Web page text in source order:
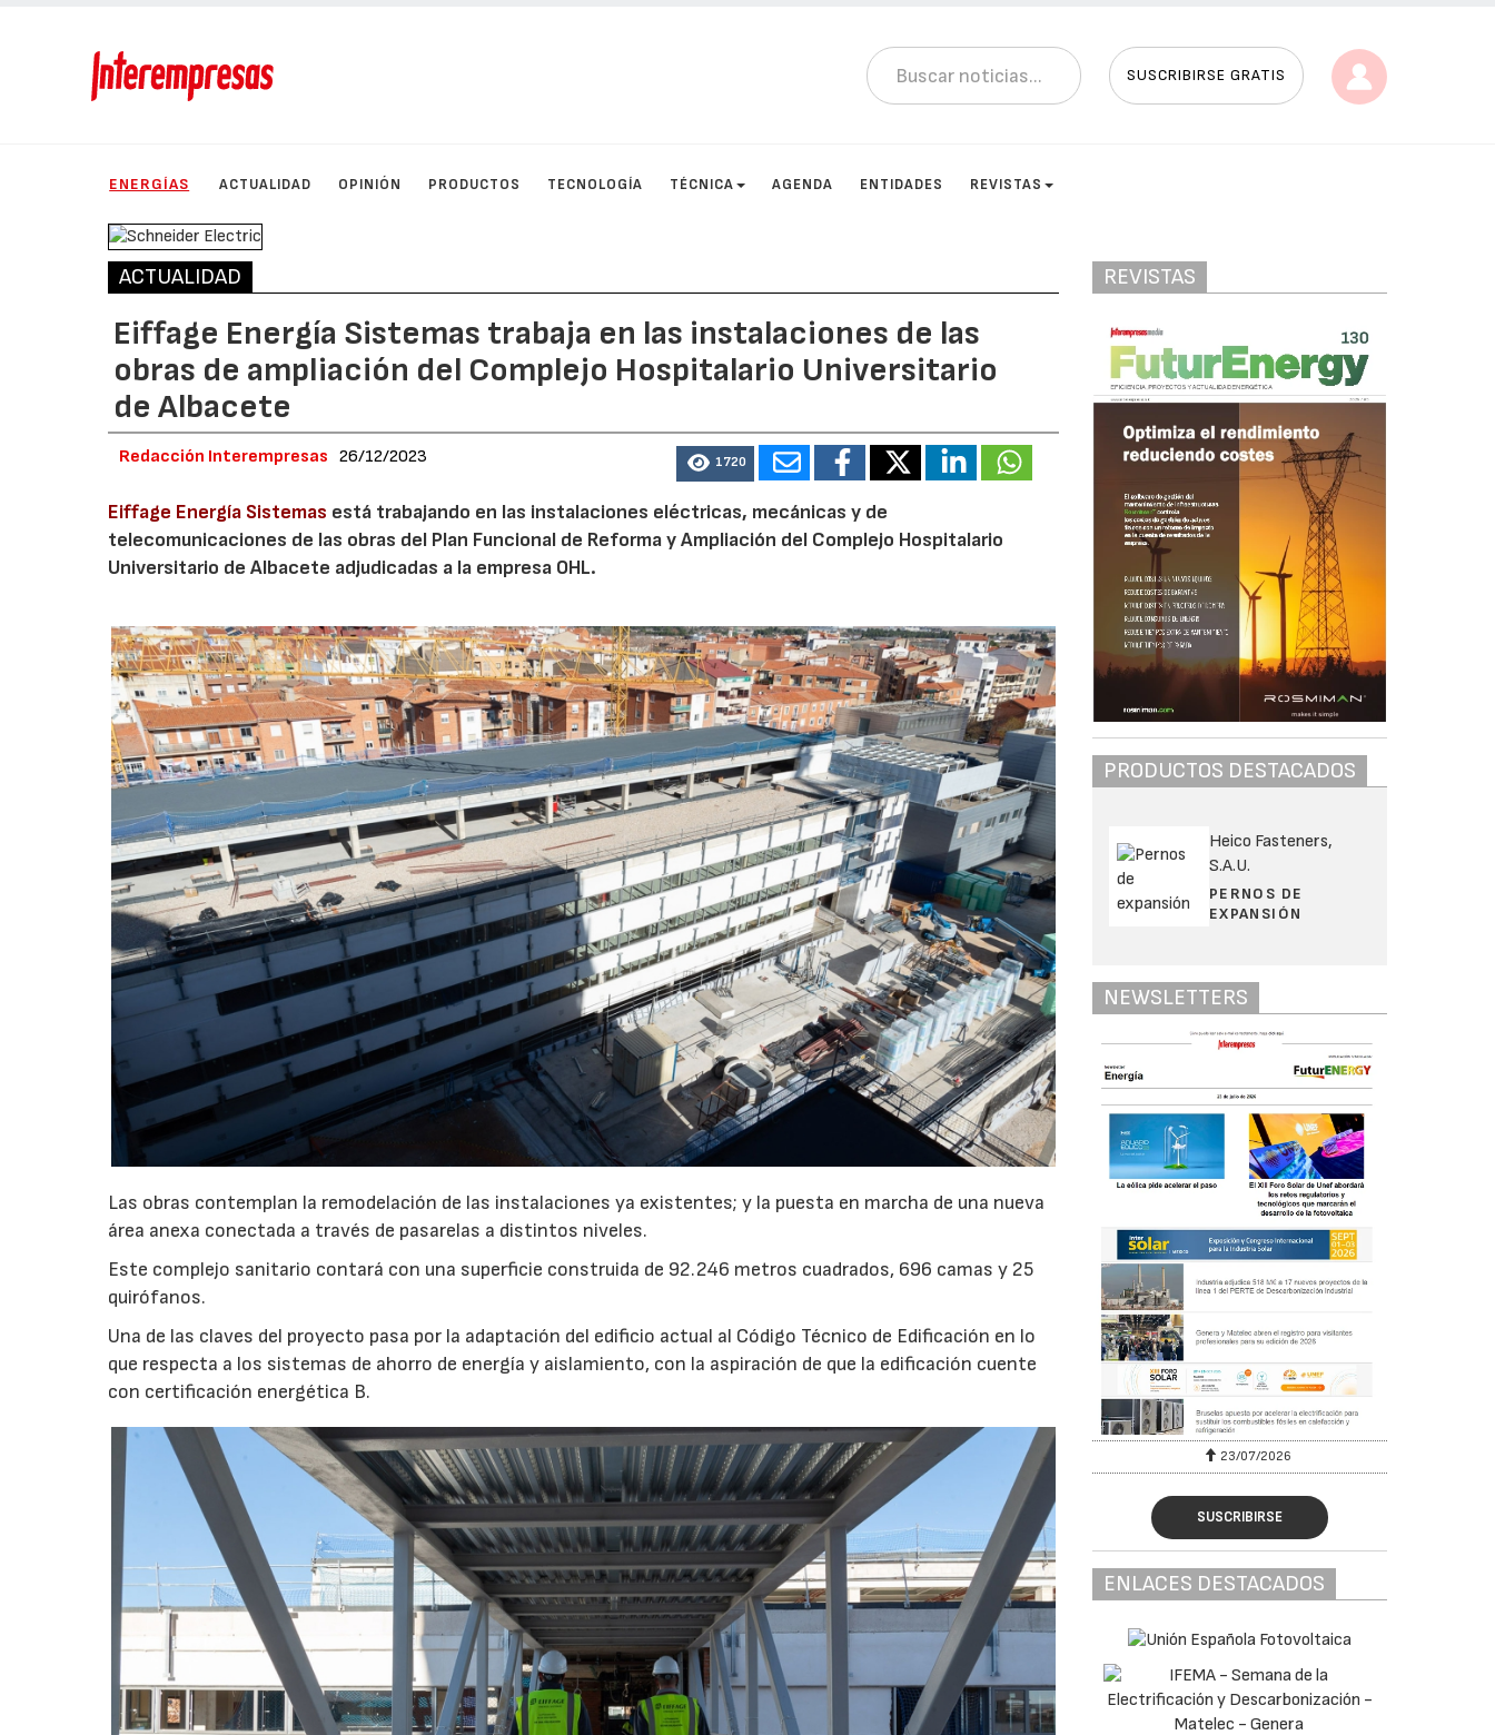
SUSCRIBIRSE GRATIS
ENERGÍAS ACTUALIDAD OPINIÓN PRODUCTOS TECNOLOGÍA TÉCNICA AGENDA ENTIDADES REVISTAS
ACTUALIDAD
Eiffage Energía Sistemas trabaja en las instalaciones de las
obras de ampliación del Complejo Hospitalario Universitario
de Albacete
Redacción Interempresas 26/12/2023 1720
Eiffage Energía Sistemas está trabajando en las instalaciones eléctricas, mecánicas y de
telecomunicaciones de las obras del Plan Funcional de Reforma y Ampliación del Complejo Hospitalario
Universitario de Albacete adjudicadas a la empresa OHL.
Las obras contemplan la remodelación de las instalaciones ya existentes; y la puesta en marcha de una nueva
área anexa conectada a través de pasarelas a distintos niveles.
Este complejo sanitario contará con una superficie construida de 92.246 metros cuadrados, 696 camas y 25
quirófanos.
Una de las claves del proyecto pasa por la adaptación del edificio actual al Código Técnico de Edificación en lo
que respecta a los sistemas de ahorro de energía y aislamiento, con la aspiración de que la edificación cuente
con certificación energética B.
REVISTAS
PRODUCTOS DESTACADOS
Heico Fasteners,
S.A.U.
PERNOS DE
EXPANSIÓN
NEWSLETTERS
23/07/2026 30/07/2026 23/07/2026
SUSCRIBIRSE
ENLACES DESTACADOS